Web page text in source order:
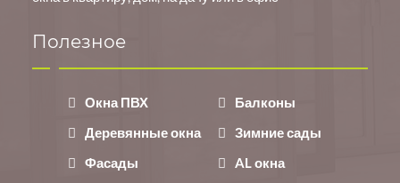
Полезное
Окна ПВХ
Балконы
Деревянные окна
Зимние сады
Фасады
AL окна